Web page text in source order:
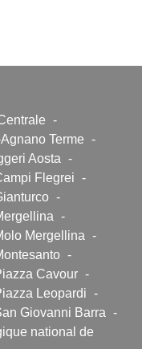
-
Terme
-
Aosta
-
Flegrei
-
-
-
Mergellina
-
-
Cavour -
Leopardi
-
Giovanni Barra
-
national de